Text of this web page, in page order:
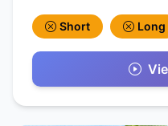
Short Long